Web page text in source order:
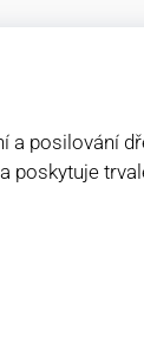
a posilování
poskytuje